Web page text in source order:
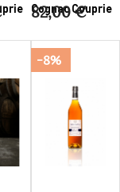
Cognac Couprie
82,00 €
-8%